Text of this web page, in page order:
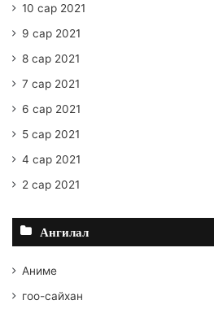
10 сар 2021
9 сар 2021
8 сар 2021
7 сар 2021
6 сар 2021
5 сар 2021
4 сар 2021
2 сар 2021
Ангилал
Аниме
гоо-сайхан